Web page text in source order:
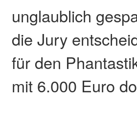
unglaublich
die Jury
für den
mit 6.000 Euro